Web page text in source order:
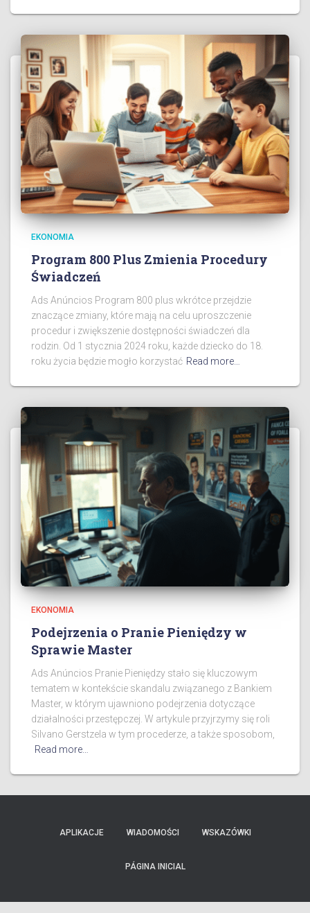
EKONOMIA
Program 800 Plus Zmienia Procedury
Świadczeń
Ads Anúncios Program 800 plus wkrótce przejdzie
znaczące zmiany, które mają na celu uproszczenie
procedur i zwiększenie dostępności świadczeń dla
rodzin. Od 1 stycznia 2024 roku, każde dziecko do 18.
roku życia będzie mogło korzystać Read more…
EKONOMIA
Podejrzenia o Pranie Pieniędzy w
Sprawie Master
Ads Anúncios Pranie Pieniędzy stało się kluczowym
tematem w kontekście skandalu związanego z Bankiem
Master, w którym ujawniono podejrzenia dotyczące
działalności przestępczej. W artykule przyjrzymy się roli
Silvano Gerstzela w tym procederze, a także sposobom,
Read more…
APLIKACJE WIADOMOŚCI WSKAZÓWKI
PÁGINA INICIAL